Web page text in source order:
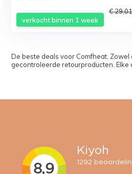
verkocht binnen 1 week
€ 29,01
De beste deals voor Comfheat. Zowel
gecontroleerde retourproducten. Elke